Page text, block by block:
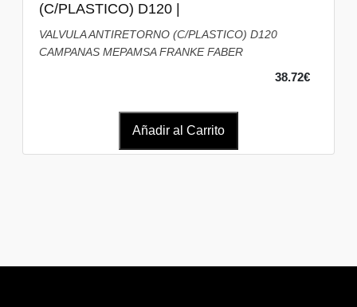
(C/PLASTICO) D120 |
VALVULA ANTIRETORNO (C/PLASTICO) D120
CAMPANAS MEPAMSA FRANKE FABER
38.72€
Añadir al Carrito